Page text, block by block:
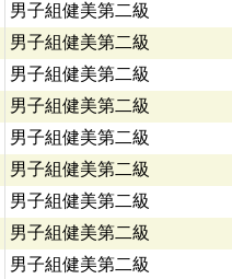
男子組健美第二級
男子組健美第二級
男子組健美第二級
男子組健美第二級
男子組健美第二級
男子組健美第二級
男子組健美第二級
男子組健美第二級
男子組健美第二級